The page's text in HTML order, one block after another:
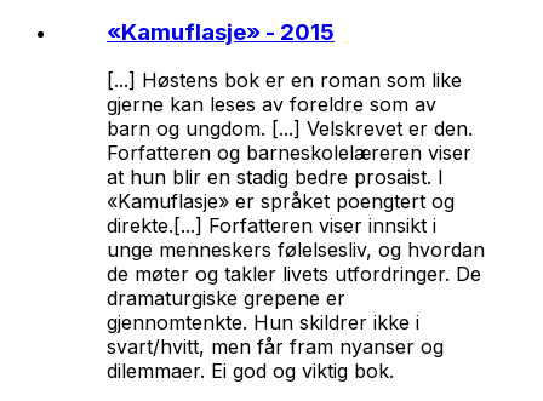
«Kamuflasje» - 2015
[...] Høstens bok er en roman som like
gjerne kan leses av foreldre som av
barn og ungdom. [...] Velskrevet er den.
Forfatteren og barneskolelæreren viser
at hun blir en stadig bedre prosaist. I
«Kamuflasje» er språket poengtert og
direkte.[...] Forfatteren viser innsikt i
unge menneskers følelsesliv, og hvordan
de møter og takler livets utfordringer. De
dramaturgiske grepene er
gjennomtenkte. Hun skildrer ikke i
svart/hvitt, men får fram nyanser og
dilemmaer. Ei god og viktig bok.